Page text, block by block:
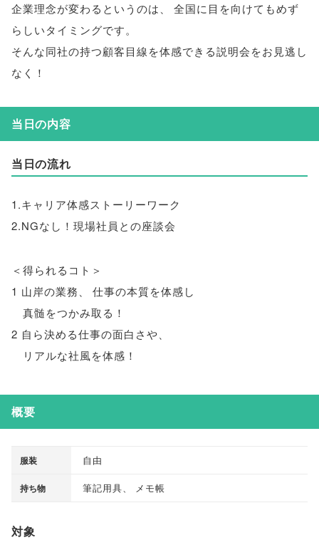
企業理念が変わるというのは
全国に目を向けてもめず
らしいタイミングです。
そんな同社の持つ顧客目線を体感できる説明会をお見逃し
なく！
当日の内容
当日の流れ
1.キャリア体感ストーリーワーク
2.NGなし！現場社員との座談会
＜得られるコト＞
1 山岸の業務、
仕事の本質を体感し
真髄をつかみ取る！
2 自ら決める仕事の面白さや、
リアルな社風を体感！
概要
服装 自由
持ち物 筆記用具、 メモ帳
対象